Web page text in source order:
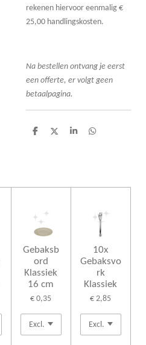
rekenen hiervoor eenmalig €
25,00 handlingskosten.
Na bestellen ontvang je eerst
een offerte, er volgt geen
betaalpagina.
D
D
S
D
Gebaksb
ord
Klassiek
16 cm
€ 0,35
10x
Gebaksvo
rk
Klassiek
€ 2,85